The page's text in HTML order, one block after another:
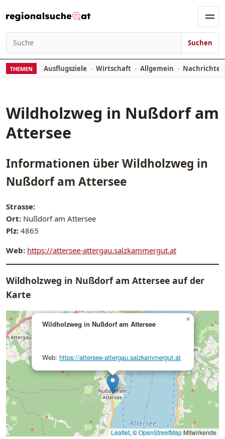
Suchen nach:
Suchen
THEMEN Ausflugsziele Wirtschaft Allgemein
Wildholzweg in Nußdorf am
Attersee
Informationen überWildholzweg in
Nußdorf am Attersee
Strasse:
Ort: Nußdorf am Attersee
Plz: 4865
Web: https://attersee-attergau.salzkammergut.at
Wildholzweg in Nußdorf am Attersee auf der
Karte
Wildholzweg in Nußdorf am Attersee
Web: https://attersee-attergau.salzkammergut.at
×
Leaflet, ©OpenStreetMap Mitwirkende